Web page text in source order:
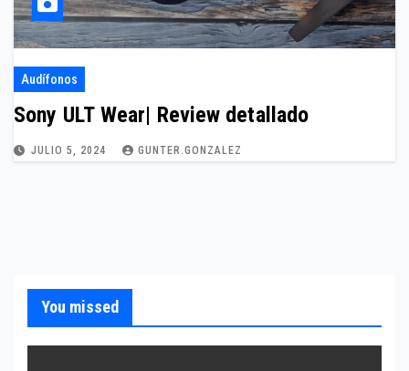
Audífonos
Sony ULT Wear| Review detallado
JULIO 5, 2024 GUNTER.GONZALEZ
You missed